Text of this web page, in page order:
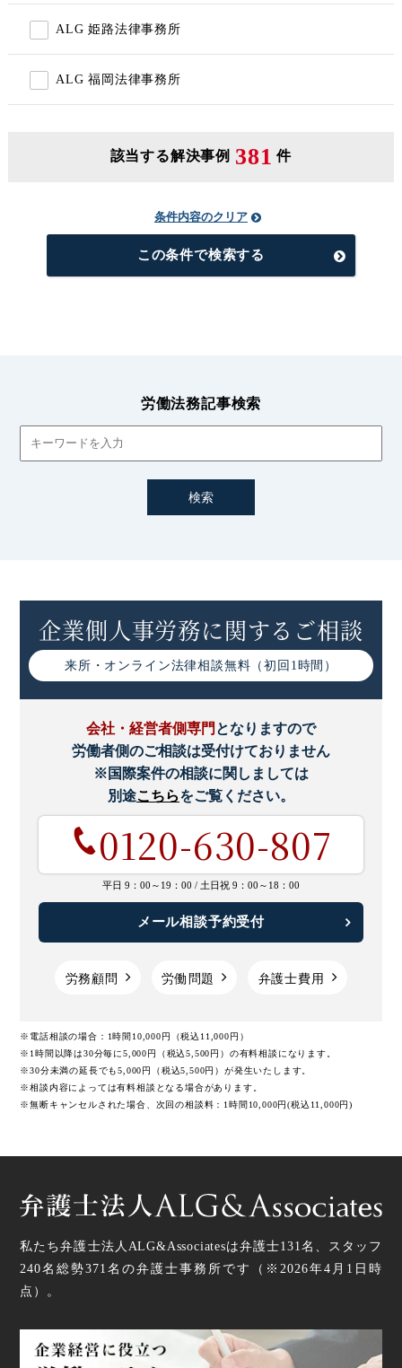
ALG 姫路法律事務所
ALG 福岡法律事務所
該当する解決事例 381 件
条件内容のクリア
この条件で検索する
労働法務記事検索
企業側人事労務に関するご相談
来所・オンライン法律相談無料（初回1時間）
会社・経営者側専門 となりますので
労働者側のご相談は受付けておりません
※国際案件の相談に関しましては
別途こちらをご覧ください。
0120-630-807
平日 9：00～19：00 / 土日祝 9：00～18：00
メール相談予約受付
労務顧問 労働問題 弁護士費用
※電話相談の場合：1時間10,000円（税込11,000円）
※1時間以降は30分毎に5,000円（税込5,500円）の有料相談になります。
※30分未満の延長でも5,000円（税込5,500円）が発生いたします。
※相談内容によっては有料相談となる場合があります。
※無断キャンセルされた場合、次回の相談料：1時間10,000円(税込11,000円)
私たち弁護士法人ALG&Associatesは弁護士131名、スタッフ
240名総勢371 名の弁護士事務所です（ ※2026年4月1日時
点 ）。